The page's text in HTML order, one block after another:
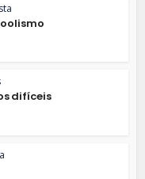
difíceis